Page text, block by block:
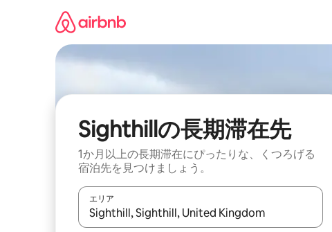
Sighthillの長期滞在先
1か月以上の長期滞在にぴったりな、くつろげる
宿泊先を見つけましょう。
エリア
検索結果が表示されたら、上下の矢印キーを使って移